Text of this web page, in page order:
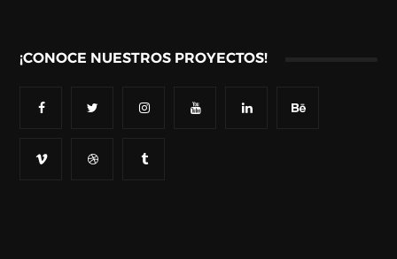
¡CONOCE NUESTROS PROYECTOS!